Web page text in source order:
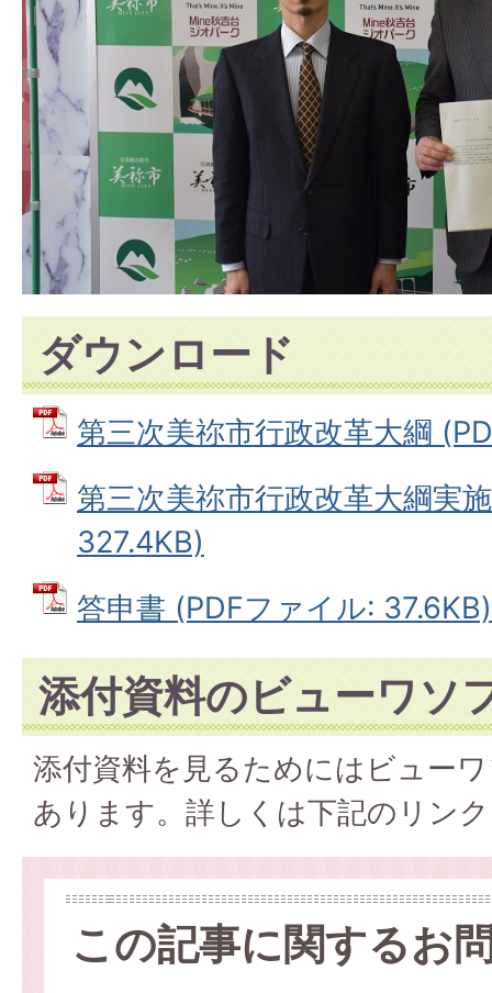
ダウンロード
第三次美祢市行政改革大綱
第三次美祢市行政改革大綱実
327.4KB)
答申書 (PDFファイル: 37.6KB)
添付資料のビューワソ
添付資料を見るためにはビュー
あります。詳しくは下記のリン
この記事に関するお